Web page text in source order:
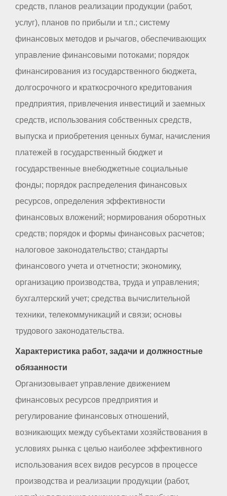
средств, планов реализации продукции (работ,
услуг), планов по прибыли и т.п.; систему
финансовых методов и рычагов, обеспечивающих
управление финансовыми потоками; порядок
финансирования из государственного бюджета,
долгосрочного и краткосрочного кредитования
предприятия, привлечения инвестиций и заемных
средств, использования собственных средств,
выпуска и приобретения ценных бумаг, начисления
платежей в государственный бюджет и
государственные внебюджетные социальные
фонды; порядок распределения финансовых
ресурсов, определения эффективности
финансовых вложений; нормирования оборотных
средств; порядок и формы финансовых расчетов;
налоговое законодательство; стандарты
финансового учета и отчетности; экономику,
организацию производства, труда и управления;
бухгалтерский учет; средства вычислительной
техники, телекоммуникаций и связи; основы
трудового законодательства.
Характеристика работ, задачи и должностные
обязанности
Организовывает управление движением
финансовых ресурсов предприятия и
регулирование финансовых отношений,
возникающих между субъектами хозяйствования в
условиях рынка с целью наиболее эффективного
использования всех видов ресурсов в процессе
производства и реализации продукции (работ,